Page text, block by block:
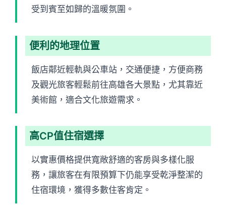
受到賓至如歸的溫暖氛圍。
便利的地理位置
飯店鄰近輕軌與公車站，交通便捷，方便商務
及觀光旅客輕鬆前往高雄各大景點，尤其靠近
美術館，適合文化旅遊需求。
高CP值住宿選擇
以實惠價格提供寬敞舒適的客房與多樣化服
務，讓旅客在有限預算下仍能享受乾淨整潔的
住宿環境，獲得多數住客肯定。